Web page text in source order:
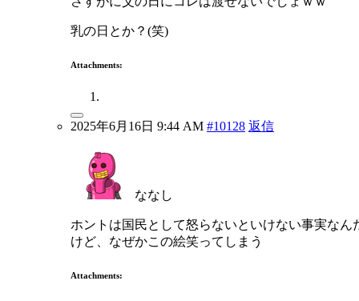
乳の日とか？(笑)
Attachments:
2025年6月16日 9:44 AM #10128 返信
ななし
ホントは国民として怒らないといけない事実なん
けど、なぜかこの絵笑ってしまう
Attachments: